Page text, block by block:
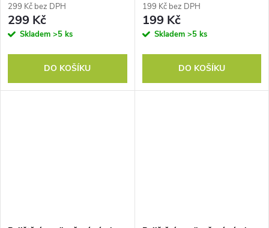
299 Kč bez DPH
299 Kč
Skladem >5 ks
DO KOŠÍKU
199 Kč bez DPH
199 Kč
Skladem >5 ks
DO KOŠÍKU